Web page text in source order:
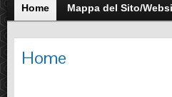
Home Mappa del Sito/
Home